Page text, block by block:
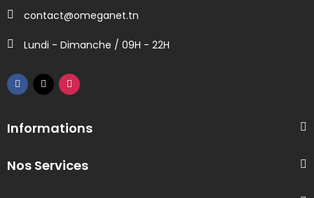
contact@omeganet.tn
Lundi - Dimanche / 09H - 22H
Informations
Nos Services